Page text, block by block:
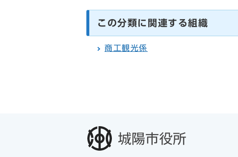
この分類に関連する組織
商工観光係